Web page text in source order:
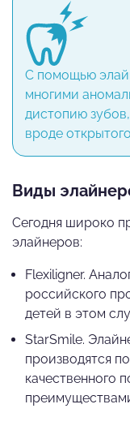
С помощью
многими
дистопию
вроде
Виды
Сегодня широко
элайнеров:
Flexiligner.
российского
детей в этом
StarSmile.
производятся
качественного